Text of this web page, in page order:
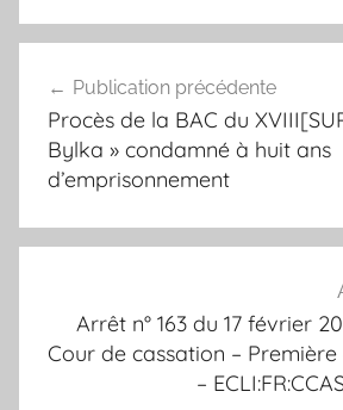
de
l’article
Publication précédente
Procès de la BAC du
Bylka » condamné à huit ans
d’emprisonnement
Arrêt n° 163 du 17 février
Cour de cassation –
–